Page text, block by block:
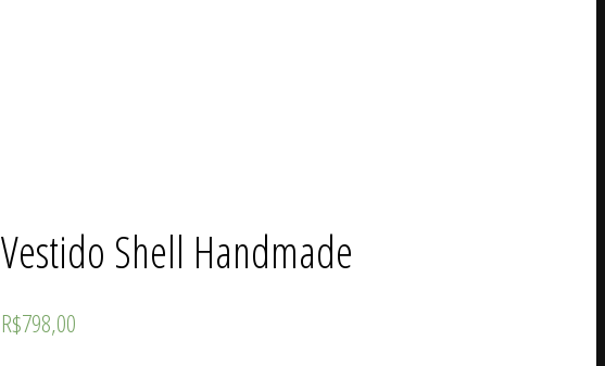
Vestido Shell Handmade
R$798,00